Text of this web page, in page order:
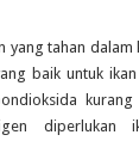
yang tahan
baik untuk